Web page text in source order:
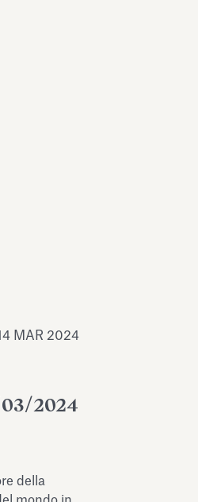
MAR 2024
2024
della